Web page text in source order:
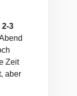
2-3
Zeit
aber